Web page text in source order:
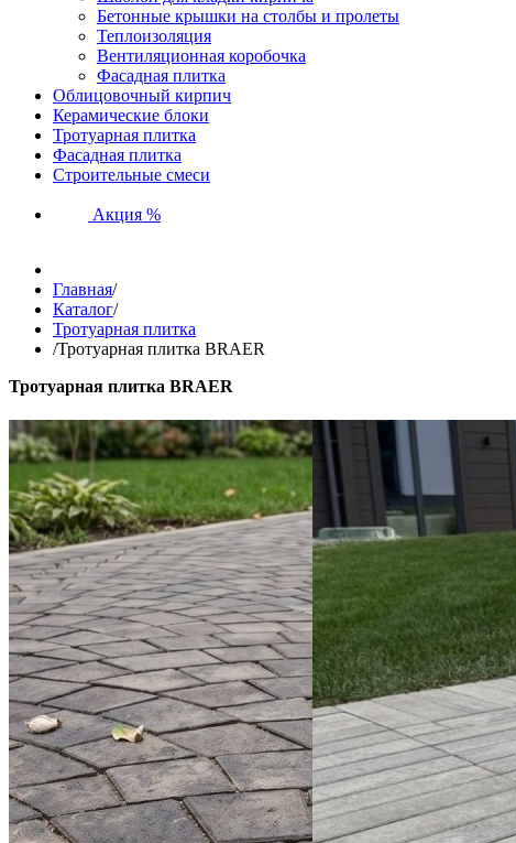
Бетонные крышки на столбы и пролеты
Теплоизоляция
Вентиляционная коробочка
Фасадная плитка
Облицовочный кирпич
Керамические блоки
Тротуарная плитка
Фасадная плитка
Строительные смеси
Акция %
Главная/
Каталог/
Тротуарная плитка
/Тротуарная плитка BRAER
Тротуарная плитка BRAER